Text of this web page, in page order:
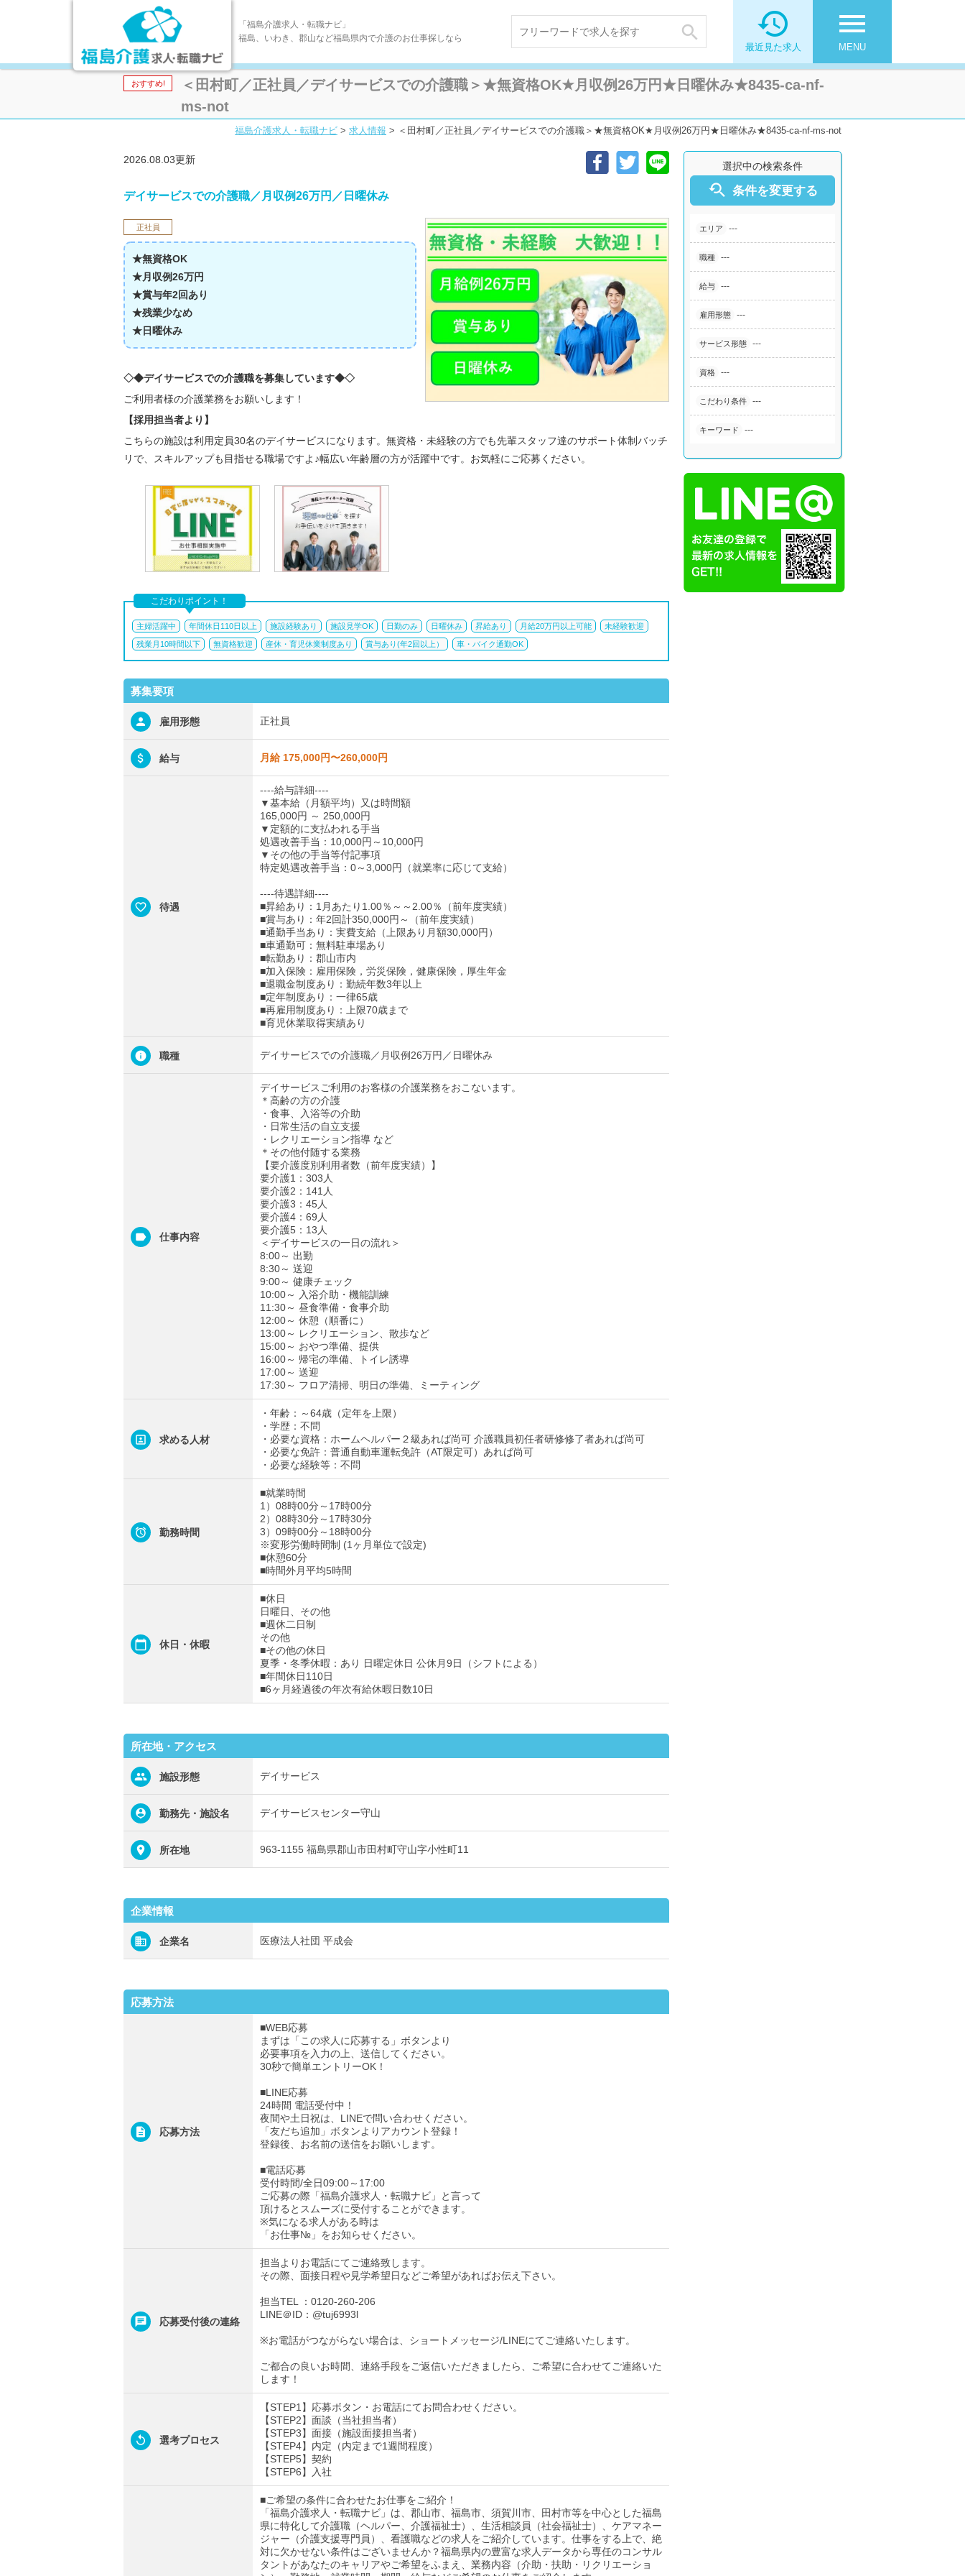
「福島介護求人・転職ナビ」
福島、いわき、郡山など福島県内で介護のお仕事探しなら
 menu
MENU

最近見た求人
おすすめ!
＜田村町／正社員／デイサービスでの介護職＞★無資格OK★月収例26万円★日曜休み★8435-ca-nf-
ms-not
福島介護求人・転職ナビ > 求人情報 > ＜田村町／正社員／デイサービスでの介護職＞★無資格OK★月収例26万円★日曜休み★8435-ca-nf-ms-not
選択中の検索条件
 条件を変更する
エリア ---
職種 ---
給与 ---
雇用形態 ---
サービス形態 ---
資格 ---
こだわり条件 ---
キーワード ---
2026.08.03更新
デイサービスでの介護職／月収例26万円／日曜休み
正社員
★無資格OK
★月収例26万円
★賞与年2回あり
★残業少なめ
★日曜休み
◇◆デイサービスでの介護職を募集しています◆◇
ご利用者様の介護業務をお願いします！
【採用担当者より】
こちらの施設は利用定員30名のデイサービスになります。無資格・未経験の方でも先輩スタッフ達のサポート体制バッチ
リで、スキルアップも目指せる職場ですよ♪幅広い年齢層の方が活躍中です。お気軽にご応募ください。
こだわりポイント！
主婦活躍中 年間休日110日以上 施設経験あり 施設見学OK 日勤のみ 日曜休み 昇給あり 月給20万円以上可能 未経験歓迎
残業月10時間以下 無資格歓迎 産休・育児休業制度あり 賞与あり(年2回以上） 車・バイク通勤OK
募集要項
雇用形態 正社員
給与 月給 175,000円〜260,000円
待遇
----給与詳細----
▼基本給（月額平均）又は時間額
165,000円 ～ 250,000円
▼定額的に支払われる手当
処遇改善手当：10,000円～10,000円
▼その他の手当等付記事項
特定処遇改善手当：0～3,000円（就業率に応じて支給）
----待遇詳細----
■昇給あり：1月あたり1.00％～～2.00％（前年度実績）
■賞与あり：年2回計350,000円～（前年度実績）
■通勤手当あり：実費支給（上限あり月額30,000円）
■車通勤可：無料駐車場あり
■転勤あり：郡山市内
■加入保険：雇用保険，労災保険，健康保険，厚生年金
■退職金制度あり：勤続年数3年以上
■定年制度あり：一律65歳
■再雇用制度あり：上限70歳まで
■育児休業取得実績あり
職種 デイサービスでの介護職／月収例26万円／日曜休み
仕事内容
デイサービスご利用のお客様の介護業務をおこないます。
＊高齢の方の介護
・食事、入浴等の介助
・日常生活の自立支援
・レクリエーション指導 など
＊その他付随する業務
【要介護度別利用者数（前年度実績）】
要介護1：303人
要介護2：141人
要介護3：45人
要介護4：69人
要介護5：13人
＜デイサービスの一日の流れ＞
8:00～ 出勤
8:30～ 送迎
9:00～ 健康チェック
10:00～ 入浴介助・機能訓練
11:30～ 昼食準備・食事介助
12:00～ 休憩（順番に）
13:00～ レクリエーション、散歩など
15:00～ おやつ準備、提供
16:00～ 帰宅の準備、トイレ誘導
17:00～ 送迎
17:30～ フロア清掃、明日の準備、ミーティング
求める人材
・年齢：～64歳（定年を上限）
・学歴：不問
・必要な資格：ホームヘルパー２級あれば尚可 介護職員初任者研修修了者あれば尚可
・必要な免許：普通自動車運転免許（AT限定可）あれば尚可
・必要な経験等：不問
勤務時間
■就業時間
1）08時00分～17時00分
2）08時30分～17時30分
3）09時00分～18時00分
※変形労働時間制 (1ヶ月単位で設定)
■休憩60分
■時間外月平均5時間
休日・休暇
■休日
日曜日、その他
■週休二日制
その他
■その他の休日
夏季・冬季休暇：あり 日曜定休日 公休月9日（シフトによる）
■年間休日110日
■6ヶ月経過後の年次有給休暇日数10日
所在地・アクセス
施設形態 デイサービス
勤務先・施設名 デイサービスセンター守山
所在地 963-1155 福島県郡山市田村町守山字小性町11
企業情報
企業名 医療法人社団 平成会
応募方法
応募方法
■WEB応募
まずは「この求人に応募する」ボタンより
必要事項を入力の上、送信してください。
30秒で簡単エントリーOK！
■LINE応募
24時間 電話受付中！
夜間や土日祝は、LINEで問い合わせください。
「友だち追加」ボタンよりアカウント登録！
登録後、お名前の送信をお願いします。
■電話応募
受付時間/全日09:00～17:00
ご応募の際「福島介護求人・転職ナビ」と言って
頂けるとスムーズに受付することができます。
※気になる求人がある時は
「お仕事№」をお知らせください。
応募受付後の連絡
担当よりお電話にてご連絡致します。
その際、面接日程や見学希望日などご希望があればお伝え下さい。
担当TEL ：0120-260-206
LINE＠ID：@tuj6993l
※お電話がつながらない場合は、ショートメッセージ/LINEにてご連絡いたします。
ご都合の良いお時間、連絡手段をご返信いただきましたら、ご希望に合わせてご連絡いた
します！
選考プロセス
【STEP1】応募ボタン・お電話にてお問合わせください。
【STEP2】面談（当社担当者）
【STEP3】面接（施設面接担当者）
【STEP4】内定（内定まで1週間程度）
【STEP5】契約
【STEP6】入社
■ご希望の条件に合わせたお仕事をご紹介！
「福島介護求人・転職ナビ」は、郡山市、福島市、須賀川市、田村市等を中心とした福島
県に特化して介護職（ヘルパー、介護福祉士）、生活相談員（社会福祉士）、ケアマネー
ジャー（介護支援専門員）、看護職などの求人をご紹介しています。仕事をする上で、絶
対に欠かせない条件はございませんか？福島県内の豊富な求人データから専任のコンサル
タントがあなたのキャリアやご希望をふまえ、業務内容（介助・扶助・リクリエーショ